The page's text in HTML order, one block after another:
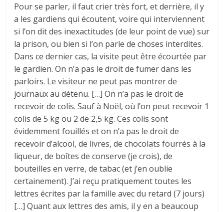
Pour se parler, il faut crier très fort, et derrière, il y
a les gardiens qui écoutent, voire qui interviennent
si l’on dit des inexactitudes (de leur point de vue) sur
la prison, ou bien si l’on parle de choses interdites.
Dans ce dernier cas, la visite peut être écourtée par
le gardien. On n’a pas le droit de fumer dans les
parloirs. Le visiteur ne peut pas montrer de
journaux au détenu. […] On n’a pas le droit de
recevoir de colis. Sauf à Noël, où l’on peut recevoir 1
colis de 5 kg ou 2 de 2,5 kg. Ces colis sont
évidemment fouillés et on n’a pas le droit de
recevoir d’alcool, de livres, de chocolats fourrés à la
liqueur, de boîtes de conserve (je crois), de
bouteilles en verre, de tabac (et j’en oublie
certainement). J’ai reçu pratiquement toutes les
lettres écrites par la famille avec du retard (7 jours)
[…] Quant aux lettres des amis, il y en a beaucoup